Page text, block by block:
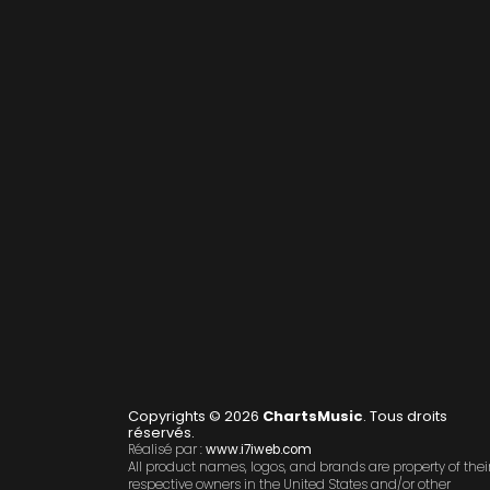
Copyrights © 2026 ChartsMusic. Tous droits
réservés.
Réalisé par :www.i7iweb.com
All product names, logos, and brands are property of
respective owners in the United States and/or other